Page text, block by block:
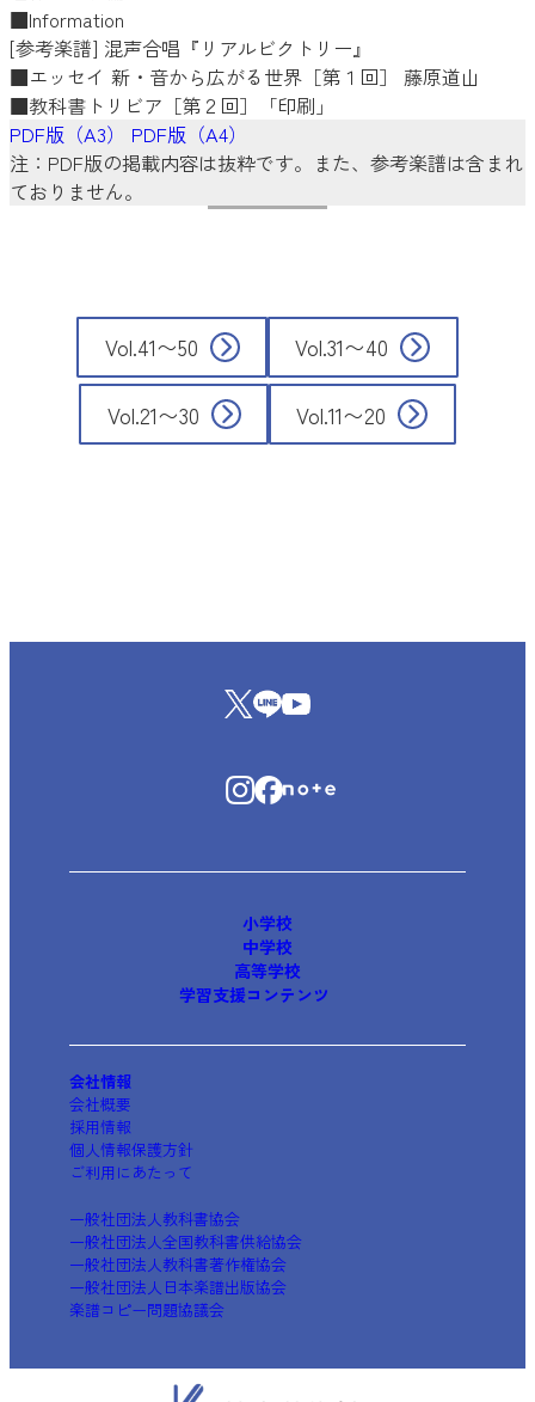
■Information
[参考楽譜] 混声合唱『リアルビクトリー』
■エッセイ 新・音から広がる世界［第１回］ 藤原道山
■教科書トリビア［第２回］「印刷」
PDF版（A3）
PDF版（A4）
注：PDF版の掲載内容は抜粋です。また、参考楽譜は含まれ
ておりません。
Vol.41〜50 Vol.31〜40
Vol.21〜30 Vol.11〜20
小学校
中学校
高等学校
学習支援コンテンツ
会社情報
会社概要
採用情報
個人情報保護方針
ご利用にあたって
一般社団法人教科書協会
一般社団法人全国教科書供給協会
一般社団法人教科書著作権協会
一般社団法人日本楽譜出版協会
楽譜コピー問題協議会